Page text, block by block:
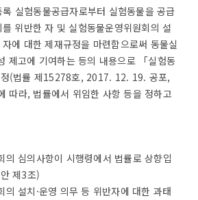
실험동물공급자로부터 실험동물을 공급
위반한 자 및 실험동물운영위원회의 설
에 대한 제재규정을 마련함으로써 동물실
제고에 기여하는 등의 내용으로 「실험동
(법률 제15278호, 2017. 12. 19. 공포,
따라, 법률에서 위임한 사항 등을 정하고
의 심의사항이 시행령에서 법률로 상향입
제3조)
의 설치·운영 의무 등 위반자에 대한 과태